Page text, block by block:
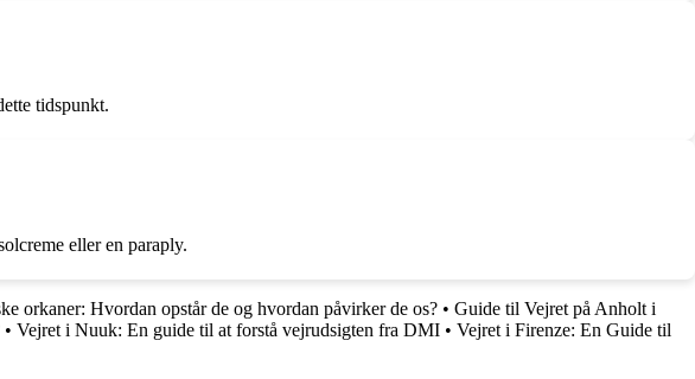
tidspunkt.
eller en paraply.
orkaner: Hvordan opstår de og hvordan påvirker de os? • Guide til Vejret på Anholt i
• Vejret i Nuuk: En guide til at forstå vejrudsigten fra DMI • Vejret i Firenze: En Guide til